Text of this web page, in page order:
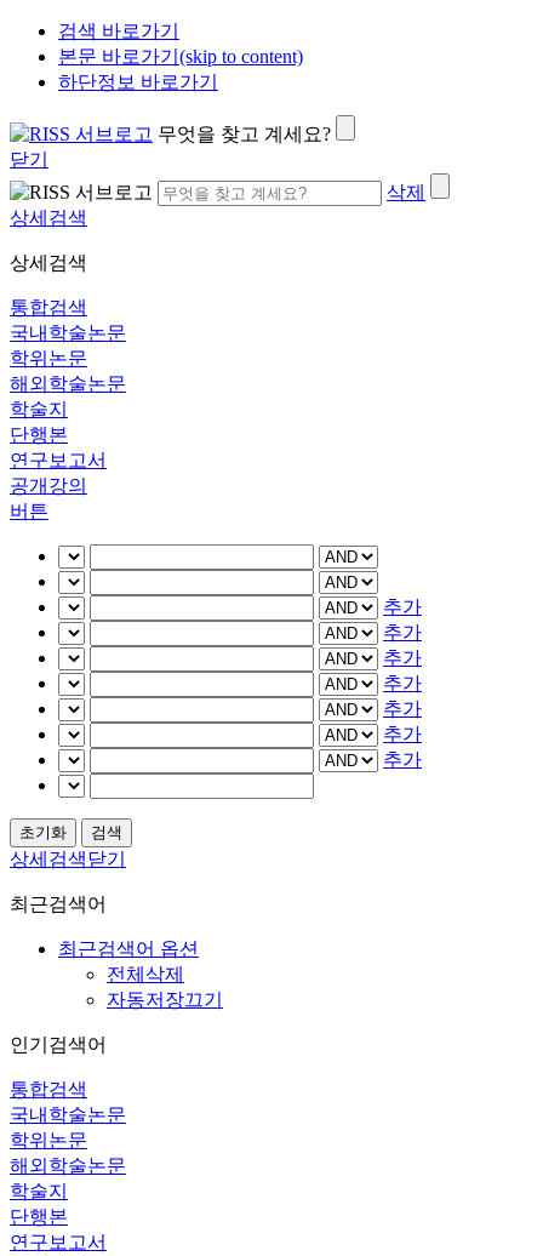
검색 바로가기
본문 바로가기(skip to content)
하단정보 바로가기
무엇을 찾고 계세요?
닫기
삭제
상세검색
상세검색
통합검색
국내학술논문
학위논문
해외학술논문
학술지
단행본
연구보고서
공개강의
버튼
추가
추가
추가
추가
추가
추가
추가
상세검색닫기
최근검색어
최근검색어 옵션
전체삭제
자동저장끄기
인기검색어
통합검색
국내학술논문
학위논문
해외학술논문
학술지
단행본
연구보고서